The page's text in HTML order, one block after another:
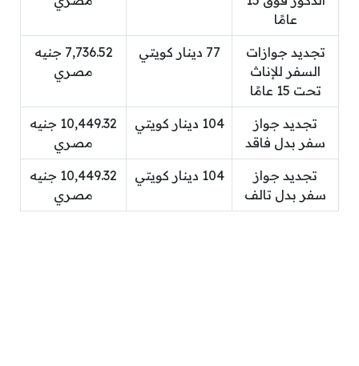
عامًا
تجديد جوازات
السفر للإناث
تحت 15 عامًا
77 دينار كويتي
7,736.52 جنيه
مصري
تجديد جواز
سفر بدل فاقد
104 دينار كويتي
10,449.32 جنيه
مصري
تجديد جواز
سفر بدل تالف
104 دينار كويتي
10,449.32 جنيه
مصري